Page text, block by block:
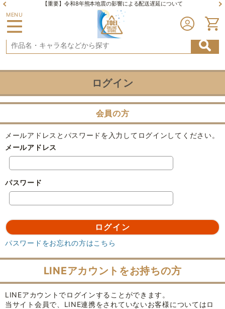
【重要】令和8年熊本地震の影響による配送遅延について
MENU
ログイン
会員の方
メールアドレスとパスワードを入力してログインしてください。
メールアドレス
パスワード
パスワードをお忘れの方はこちら
LINEアカウントをお持ちの方
LINEアカウントでログインすることができます。
当サイト会員で、LINE連携をされていないお客様についてはロ